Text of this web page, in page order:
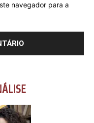
navegador para a